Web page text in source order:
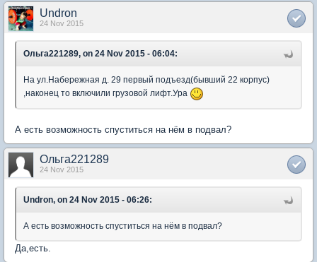
Undron
24 Nov 2015
Ольга221289, on 24 Nov 2015 - 06:04:
На ул.Набережная д. 29 первый подъезд(бывший 22 корпус)
,наконец то включили грузовой лифт.Ура
А есть возможность спуститься на нём в подвал?
Ольга221289
24 Nov 2015
Undron, on 24 Nov 2015 - 06:26:
А есть возможность спуститься на нём в подвал?
Да,есть.